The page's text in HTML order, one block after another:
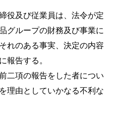
役及び従業員は、法令が定
グループの財務及び事業に
れのある事実、決定の内容
報告する。
二項の報告をした者につい
理由としていかなる不利な